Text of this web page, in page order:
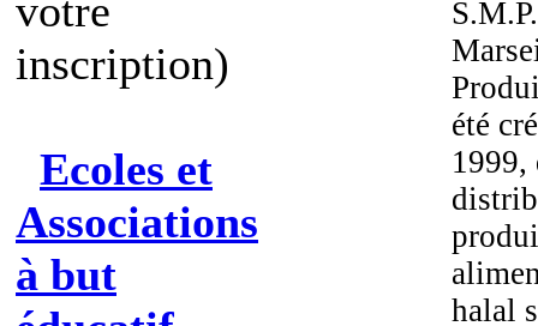
votre
inscription)
Ecoles et
Associations
à but
été
1999,
halal